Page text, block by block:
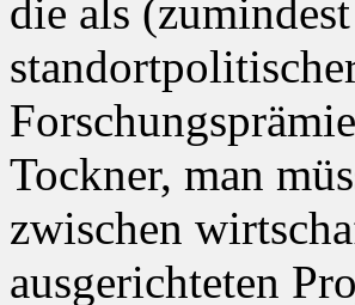
die als
Tockner, man
zwischen
ausgerichteten